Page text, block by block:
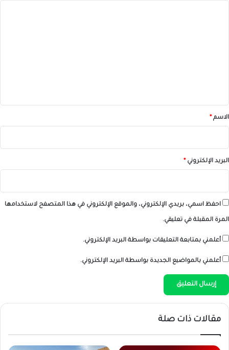
*الاسم *
البريد الإلكتروني *
احفظ اسمي، بريدي الإلكتروني، والموقع الإلكتروني في هذا المتصفح لاستخدامها
المرة المقبلة في تعليقي.
أعلمني بمتابعة التعليقات بواسطة البريد الإلكتروني.
أعلمني بالمواضيع الجديدة بواسطة البريد الإلكتروني.
مقالات ذات صلة